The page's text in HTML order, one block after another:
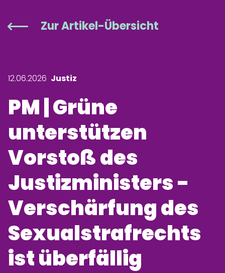
Zur Artikel-Übersicht
12.06.2026 Justiz
PM | Grüne
unterstützen
Vorstoß des
Justizministers -
Verschärfung des
Sexualstrafrechts
ist überfällig